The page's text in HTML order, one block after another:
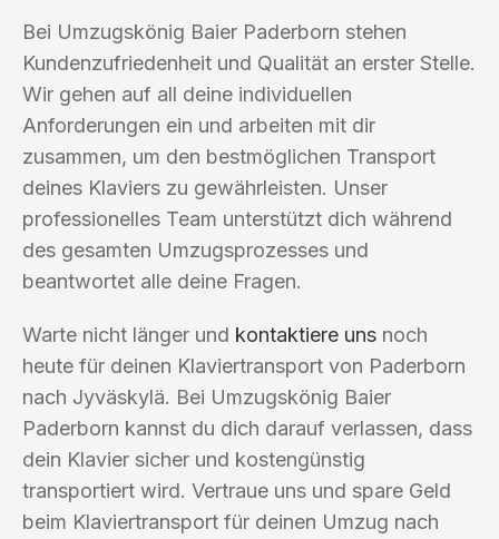
Bei Umzugskönig Baier Paderborn stehen
Kundenzufriedenheit und Qualität an erster Stelle.
Wir gehen auf all deine individuellen
Anforderungen ein und arbeiten mit dir
zusammen, um den bestmöglichen Transport
deines Klaviers zu gewährleisten. Unser
professionelles Team unterstützt dich während
des gesamten Umzugsprozesses und
beantwortet alle deine Fragen.
Warte nicht länger und kontaktiere uns noch
heute für deinen Klaviertransport von Paderborn
nach Jyväskylä. Bei Umzugskönig Baier
Paderborn kannst du dich darauf verlassen, dass
dein Klavier sicher und kostengünstig
transportiert wird. Vertraue uns und spare Geld
beim Klaviertransport für deinen Umzug nach